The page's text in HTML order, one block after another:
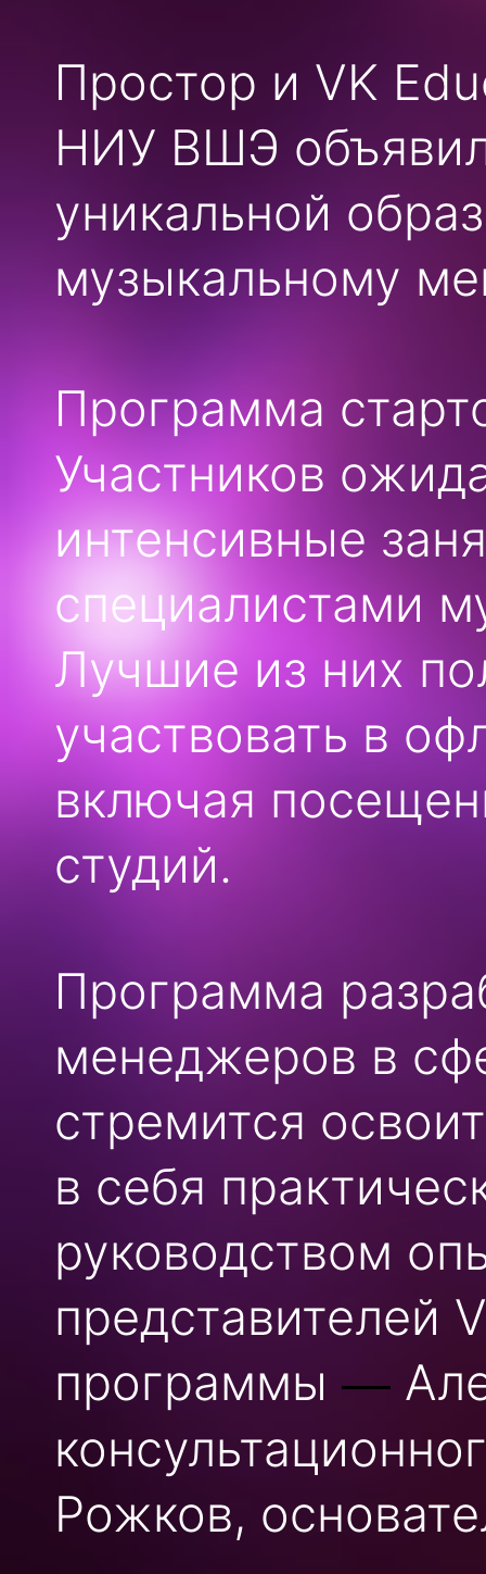
Простор и VK
НИУ ВШЭ
уникальной
музыкальному
Программа
Участников
интенсивные
специалистами
Лучшие из них
участвовать в
включая
студий.
Программа
менеджеров в
стремится
в себя
руководством
представителей
программы —
Рожков,